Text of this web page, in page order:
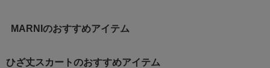
MARNIのおすすめアイテム
ひざ丈スカートのおすすめアイテム